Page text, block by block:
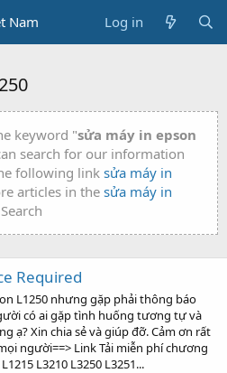
Nam Log in
keyword "sửa máy in epson
search for our information
following link sửa máy in
articles in thesửa máy in
Required
L1250 nhưng gặp phải thông báo
có ai gặp tình huống tương tự và
ạ? Xin chia sẻ và giúp đỡ. Cảm ơn rất
người==> Link Tải miễn phí chương
L3210 L3250 L3251...